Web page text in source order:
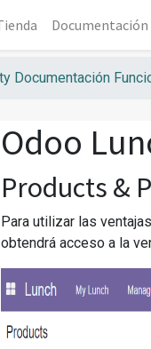
Documentación
Documentación
Odoo
Products &
Para utilizar las
obtendrá acceso a la